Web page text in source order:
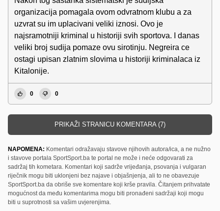
organizacija pomagala ovom odvratnom klubu a za
uzvrat su im uplacivani veliki iznosi. Ovo je
najsramotniji kriminal u historiji svih sportova. I danas
veliki broj sudija pomaze ovu sirotinju. Negreira ce
ostagi upisan zlatnim slovima u historiji kriminalaca iz
Kitalonije.
0 0
PRIKAŽI STRANICU KOMENTARA (7)
NAPOMENA: Komentari odražavaju stavove njihovih autora/ica, a ne nužno
i stavove portala SportSport.ba te portal ne može i neće odgovarati za
sadržaj tih kometara. Komentari koji sadrže vrijeđanja, psovanja i vulgaran
riječnik mogu biti uklonjeni bez najave i objašnjenja, ali to ne obavezuje
SportSport.ba da obriše sve komentare koji krše pravila. Čitanjem prihvatate
mogućnost da među komentarima mogu biti pronađeni sadržaji koji mogu
biti u suprotnosti sa vašim uvjerenjima.